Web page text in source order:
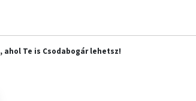
, ahol Te is Csodabogár lehetsz!